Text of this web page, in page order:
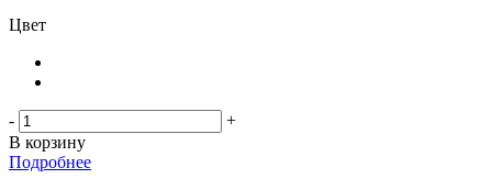
Цвет
-
+
В корзину
Подробнее